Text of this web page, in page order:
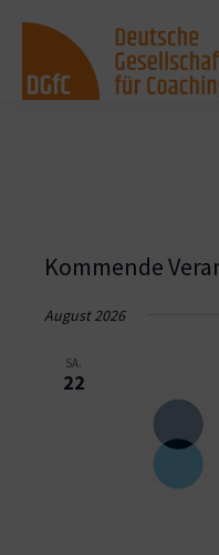
Kommende
August 2026
SA.
22